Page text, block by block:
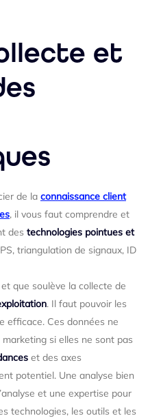
et
de la connaissance client
, il vous faut comprendre et
des technologies pointues et
triangulation de signaux, ID
que soulève la collecte de
. Il faut pouvoir les
efficace. Ces données ne
si elles ne sont pas
et des axes
potentiel. Une analyse bien
et une expertise pour
technologies, les outils et les